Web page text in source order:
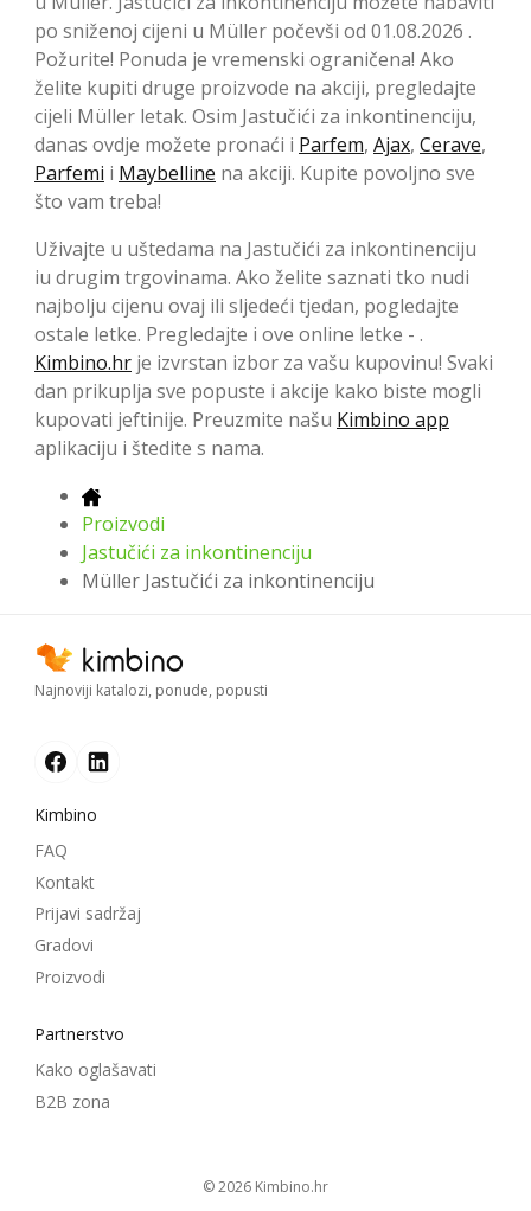
po sniženoj cijeni u Müller počevši od 01.08.2026 .
Požurite! Ponuda je vremenski ograničena! Ako
želite kupiti druge proizvode na akciji, pregledajte
cijeli Müller letak. Osim Jastučići za inkontinenciju,
danas ovdje možete pronaći i Parfem, Ajax, Cerave,
Parfemi i Maybelline na akciji. Kupite povoljno sve
što vam treba!
Uživajte u uštedama na Jastučići za inkontinenciju
iu drugim trgovinama. Ako želite saznati tko nudi
najbolju cijenu ovaj ili sljedeći tjedan, pogledajte
ostale letke. Pregledajte i ove online letke - .
Kimbino.hr je izvrstan izbor za vašu kupovinu! Svaki
dan prikuplja sve popuste i akcije kako biste mogli
kupovati jeftinije. Preuzmite našu Kimbino app
aplikaciju i štedite s nama.
Proizvodi
Jastučići za inkontinenciju
Müller Jastučići za inkontinenciju
Najnoviji katalozi, ponude, popusti
Kimbino
FAQ
Kontakt
Prijavi sadržaj
Gradovi
Proizvodi
Partnerstvo
Kako oglašavati
B2B zona
© 2026
kimbino.hr